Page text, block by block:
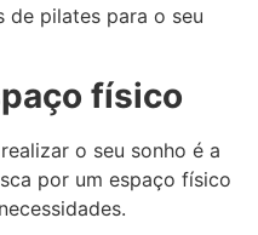
de pilates para o seu
físico
o seu sonho é a
por um espaço físico